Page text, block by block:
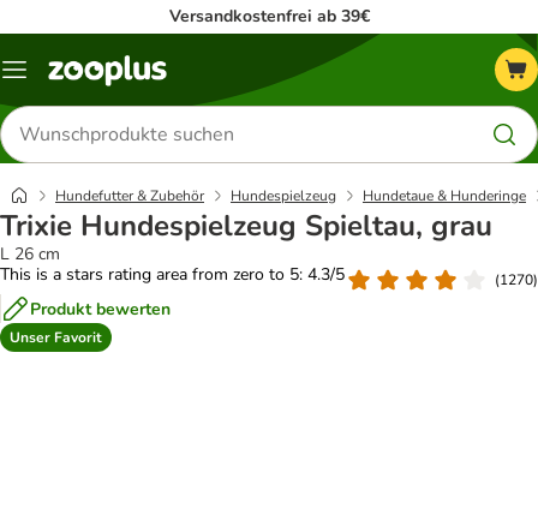
Versandkostenfrei ab 39€
Menü
Produkte
suchen
Hundefutter & Zubehör Hundespielzeug Hundetaue & Hunderinge
Trixie Hundespielzeug Spieltau, grau
L 26 cm
This is a stars rating area from zero to 5: 4.3/5
(1270)
Produkt bewerten
Unser Favorit